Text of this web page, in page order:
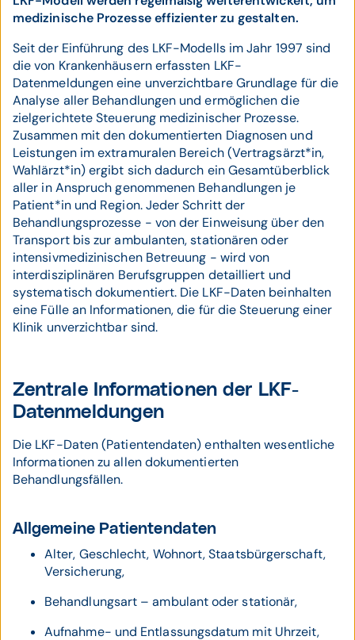
medizinische Prozesse effizienter zu gestalten.
Seit der Einführung des LKF-Modells im Jahr 1997 sind
die von Krankenhäusern erfassten LKF-
Datenmeldungen eine unverzichtbare Grundlage für die
Analyse aller Behandlungen und ermöglichen die
zielgerichtete Steuerung medizinischer Prozesse.
Zusammen mit den dokumentierten Diagnosen und
Leistungen im extramuralen Bereich (Vertragsärzt*in,
Wahlärzt*in) ergibt sich dadurch ein Gesamtüberblick
aller in Anspruch genommenen Behandlungen je
Patient*in und Region. Jeder Schritt der
Behandlungsprozesse - von der Einweisung über den
Transport bis zur ambulanten, stationären oder
intensivmedizinischen Betreuung - wird von
interdisziplinären Berufsgruppen detailliert und
systematisch dokumentiert. Die LKF-Daten beinhalten
eine Fülle an Informationen, die für die Steuerung einer
Klinik unverzichtbar sind.
Zentrale Informationen der LKF-
Datenmeldungen
Die LKF-Daten (Patientendaten) enthalten wesentliche
Informationen zu allen dokumentierten
Behandlungsfällen.
Allgemeine Patientendaten
Alter, Geschlecht, Wohnort, Staatsbürgerschaft,
Versicherung,
Behandlungsart – ambulant oder stationär,
Aufnahme- und Entlassungsdatum mit Uhrzeit,